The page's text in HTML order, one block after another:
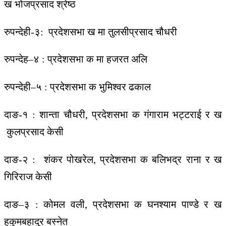
ख भोजप्रसाद श्रेष्ठ
रुपन्देही-३: प्रदेशसभा ख मा तुलसीप्रसाद चौधरी
रुपन्देह–४ : प्रदेशसभा क मा हजरत अलि
रुपन्देही–५ : प्रदेशसभा क भुमिश्वर ढकाल
दाङ-१ : शान्ता चौधरी, प्रदेशसभा क गंगाराम भट्टराई र ख
कुलप्रसाद केसी
दाङ-२ : शंकर पोखरेल, प्रदेशसभा क बलिभद्र राना र ख
गिरिराज केसी
दाङ–३ : कोमल वली, प्रदेशसभा क घनश्याम पाण्डे र ख
हुकुमबहादुर बस्नेत